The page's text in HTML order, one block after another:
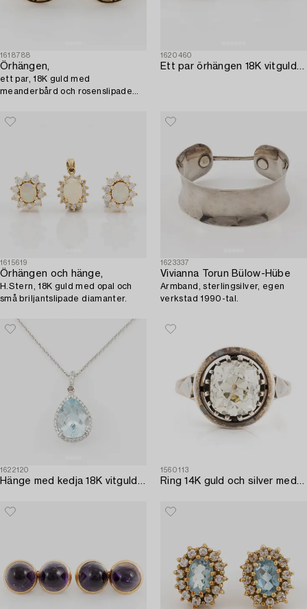
1618788
Örhängen,
ett par, 18K guld med
meanderbård och rosenslipade
1620460
Ett par örhängen 18K vitguld med två runda briljantslipade diamanter.
1615619
Örhängen och hänge,
H.Stern, 18K guld med opal och
små briljantslipade diamanter.
1623337
Vivianna Torun Bülow-Hübe
Armband, sterlingsilver, egen
verkstad 1990-tal.
1622120
Hänge med kedja 18K vitguld med en fasettslipad akvamarin och runda briljantslipade diamanter.
1560113
Ring 14K guld och silver med en gammalslipad diamant.